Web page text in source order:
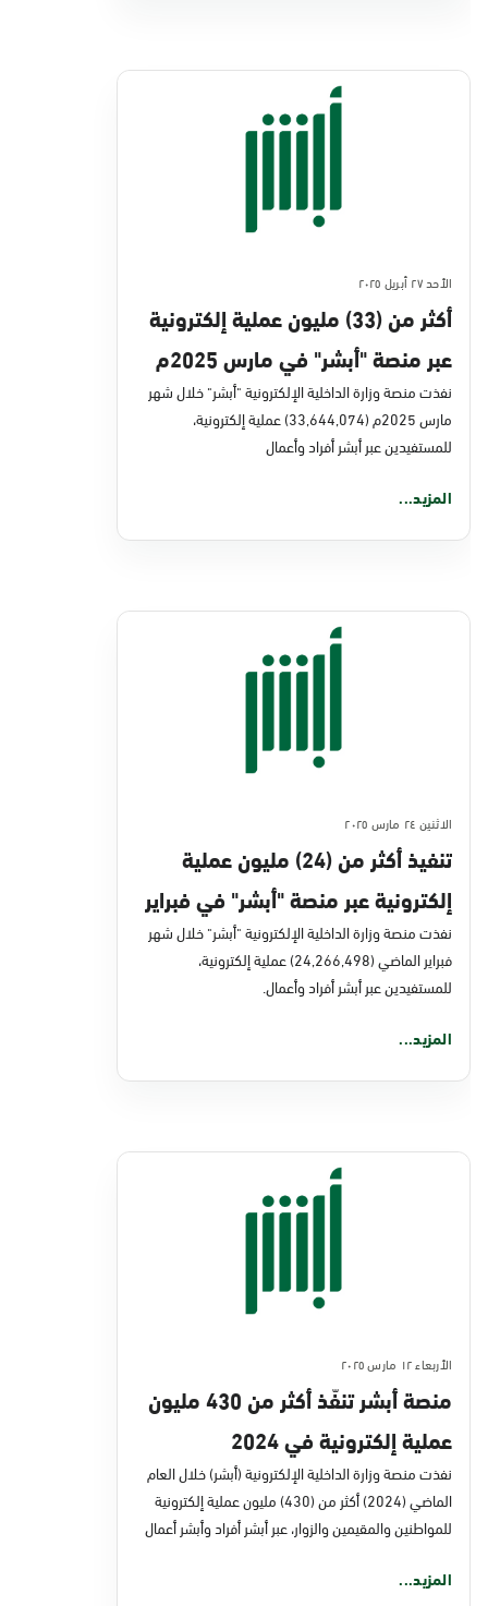
الأحد ٢٧ أبريل ٢٠٢٥
أكثر من (33) مليون عملية إلكترونية
عبر منصة "أبشر" في مارس 2025م
نفذت منصة وزارة الداخلية الإلكترونية "أبشر" خلال شهر
مارس 2025م (33,644,074) عملية إلكترونية،
للمستفيدين عبر أبشر أفراد وأعمال
المزيد...
الاثنين ٢٤ مارس ٢٠٢٥
تنفيذ أكثر من (24) مليون عملية
إلكترونية عبر منصة "أبشر" في فبراير
2025م
نفذت منصة وزارة الداخلية الإلكترونية "أبشر" خلال شهر
فبراير الماضي (24,266,498) عملية إلكترونية،
للمستفيدين عبر أبشر أفراد وأعمال.
المزيد...
الأربعاء ١٢ مارس ٢٠٢٥
منصة أبشر تنفّذ أكثر من 430 مليون
عملية إلكترونية في 2024
نفذت منصة وزارة الداخلية الإلكترونية (أبشر) خلال العام
الماضي (2024) أكثر من (430) مليون عملية إلكترونية
للمواطنين والمقيمين والزوار، عبر أبشر أفراد وأبشر أعمال
المزيد...